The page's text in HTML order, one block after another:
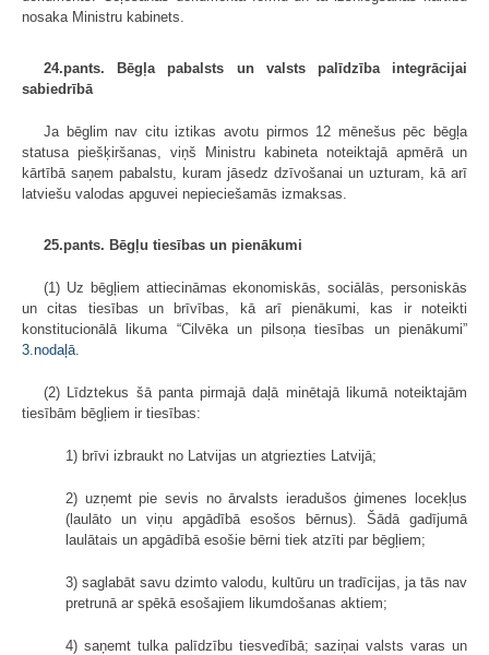
nosaka Ministru kabinets.
24.pants. Bēgļa pabalsts un valsts palīdzība integrācijai
sabiedrībā
Ja bēglim nav citu iztikas avotu pirmos 12 mēnešus pēc bēgļa
statusa piešķiršanas, viņš Ministru kabineta noteiktajā apmērā un
kārtībā saņem pabalstu, kuram jāsedz dzīvošanai un uzturam, kā arī
latviešu valodas apguvei nepieciešamās izmaksas.
25.pants. Bēgļu tiesības un pienākumi
(1) Uz bēgļiem attiecināmas ekonomiskās, sociālās, personiskās
un citas tiesības un brīvības, kā arī pienākumi, kas ir noteikti
konstitucionālā likuma “Cilvēka un pilsoņa tiesības un pienākumi”
3.nodaļā
(2) Līdztekus šā panta pirmajā daļā minētajā likumā noteiktajām
tiesībām bēgļiem ir tiesības:
1) brīvi izbraukt no Latvijas un atgriezties Latvijā;
2) uzņemt pie sevis no ārvalsts ieradušos ģimenes locekļus
(laulāto un viņu apgādībā esošos bērnus). Šādā gadījumā
laulātais un apgādībā esošie bērni tiek atzīti par bēgļiem;
3) saglabāt savu dzimto valodu, kultūru un tradīcijas, ja tās nav
pretrunā ar spēkā esošajiem likumdošanas aktiem;
4) saņemt tulka palīdzību tiesvedībā; saziņai valsts varas un